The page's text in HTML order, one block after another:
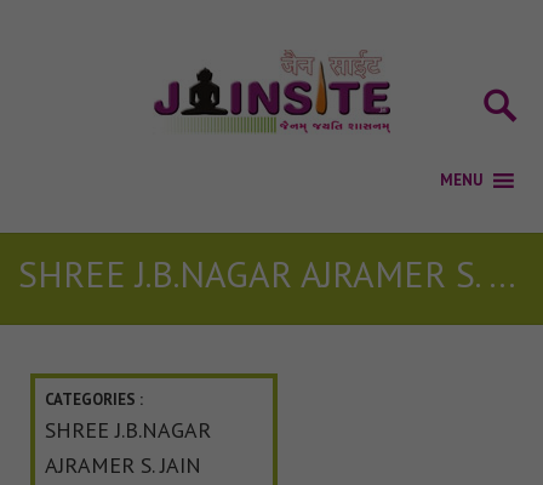
SHREE J.B.NAGAR AJRAMER S. JAIN S.SANGH
CATEGORIES :
SHREE J.B.NAGAR
AJRAMER S. JAIN